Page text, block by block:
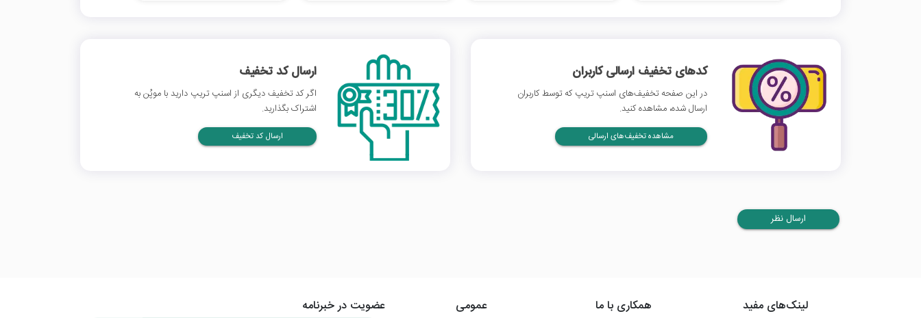
کدهای تخفیف ارسالی کاربران
در این صفحه تخفیف‌های اسنپ تریپ که توسط کاربران
ارسال شده، مشاهده کنید.
مشاهده تخفیف‌های ارسالی
ارسال کد تخفیف
اگر کد تخفیف دیگری از اسنپ تریپ دارید با موپُن به
اشتراک بگذارید.
ارسال کد تخفیف
ارسال نظر
عضویت در خبرنامه
لینک‌های مفید
همکاری با ما
عمومی